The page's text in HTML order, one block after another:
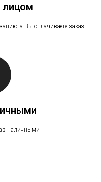
лицом
а Вы оплачиваете заказ
наличными